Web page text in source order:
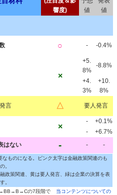
響度)
値
値
○ - -0.4%
×
+5.
8%
-8.8%
+4.
3%
+10.
8%
言 △ 要人発言
×
-
+0.1%
-
+6.7%
はない - - -
ものになる。ピンク太字は金融政策関連のも
の。
政策関連、黄は要人発言、緑は企業の決算を表
す。
の7段階で
当コンテンツについての